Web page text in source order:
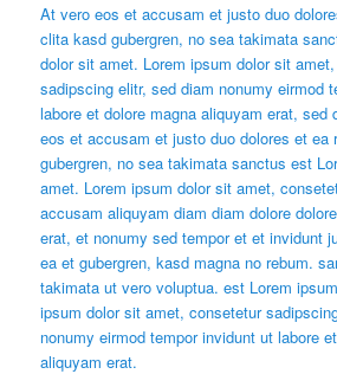
At vero eos et accusam et justo duo
clita kasd gubergren, no sea takimata
dolor sit amet. Lorem ipsum dolor sit
sadipscing elitr, sed diam nonumy eirmod
labore et dolore magna aliquyam erat, sed
eos et accusam et justo duo dolores et
gubergren, no sea takimata sanctus est
amet. Lorem ipsum dolor sit amet,
accusam aliquyam diam diam dolore
erat, et nonumy sed tempor et et invidunt
ea et gubergren, kasd magna no rebum.
takimata ut vero voluptua. est Lorem
ipsum dolor sit amet, consetetur
nonumy eirmod tempor invidunt ut labore
aliquyam erat.